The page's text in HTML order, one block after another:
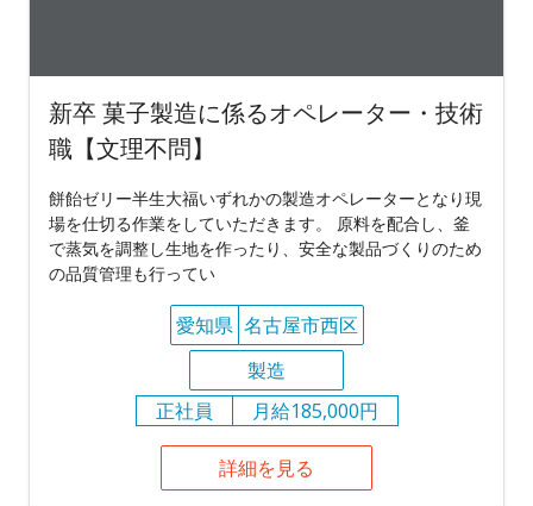
新卒 菓子製造に係るオペレーター・技術
職【文理不問】
餅飴ゼリー半生大福いずれかの製造オペレーターとなり現
場を仕切る作業をしていただきます。 原料を配合し、釜
で蒸気を調整し生地を作ったり、安全な製品づくりのため
の品質管理も行ってい
愛知県 名古屋市西区
製造
正社員
月給185,000円
詳細を見る